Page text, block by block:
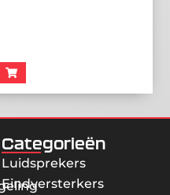
Categorieën
Luidsprekers
Eindversterkers